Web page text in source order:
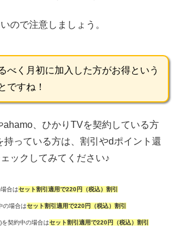
ので注意しましょう。
べく月初に加入した方がお得という
ですね！
ahamo、ひかりTVを契約している方
持っている方は、割引やdポイント還
ックしてみてください♪
合はセット割引適用で220円（税込）割引
の場合はセット割引適用で220円（税込）割引
契約中の場合はセット割引適用で220円（税込）割引